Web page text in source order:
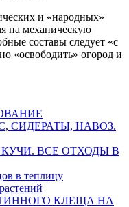
и «народных»
на механическую
составы следует «с
«освободить» огород и
СИДЕРАТЫ, НАВОЗ.
ВСЕ ОТХОДЫ В
в теплицу
КЛЕЩА НА